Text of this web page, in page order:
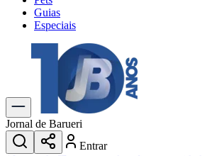
Guias
Especiais
Explore Tudo
Últimas Notícias
Previsão do Tempo
Trânsito e Rotas
Dia a Dia & Lazer
Transportes
Gastronomia
Jornal de Barueri
Entrar